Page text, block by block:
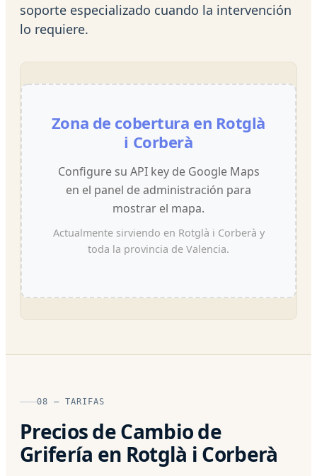
soporte especializado cuando la intervención
lo requiere.
Zona de cobertura en Rotglà
i Corberà
Configure su API key de Google Maps
en el panel de administración para
mostrar el mapa.
Actualmente sirviendo en Rotglà i Corberà y
toda la provincia de Valencia.
08 — TARIFAS
Precios de Cambio de
Grifería en Rotglà i Corberà